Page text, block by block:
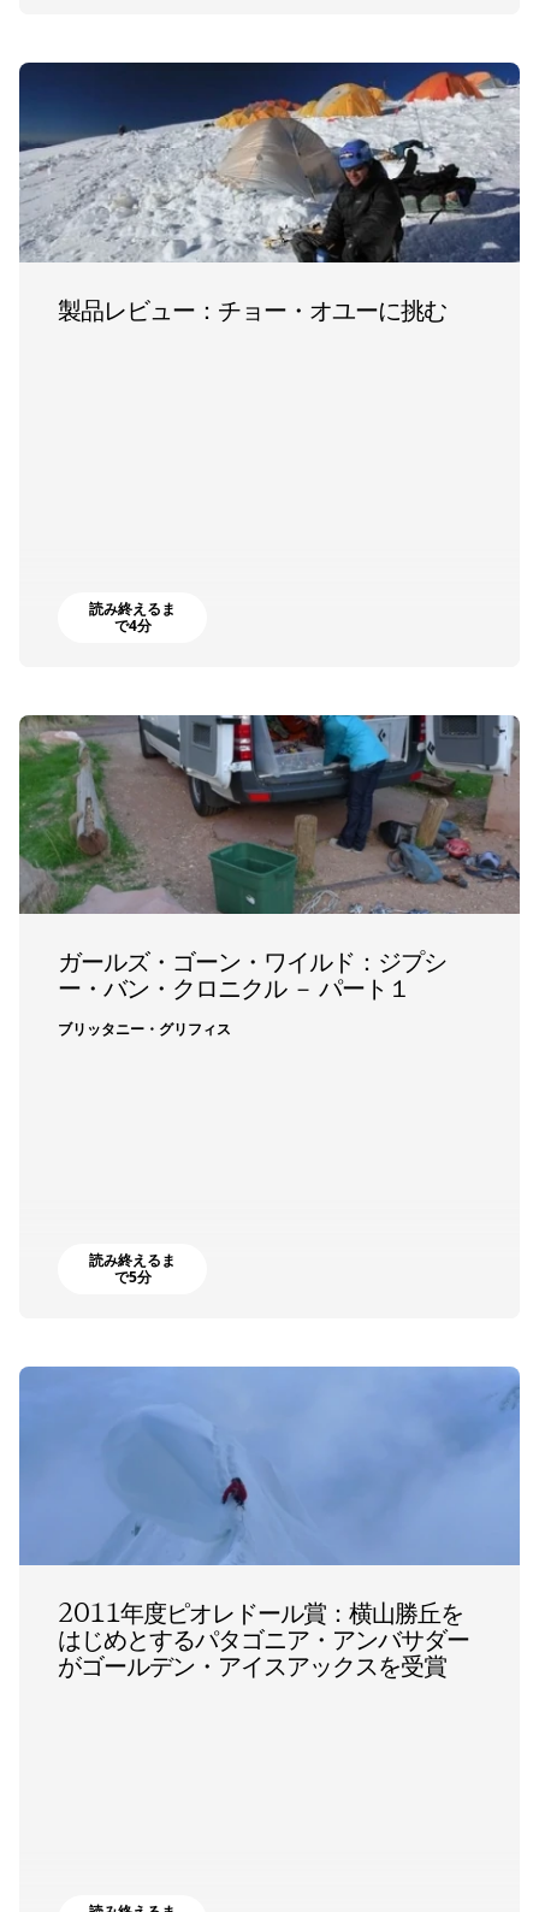
製品レビュー：チョー・オユーに挑む
読み終えるま
で4分
ガールズ・ゴーン・ワイルド：ジプシ
ー・バン・クロニクル － パート１
ブリッタニー・グリフィス
読み終えるま
で5分
2011年度ピオレドール賞：横山勝丘を
はじめとするパタゴニア・アンバサダー
がゴールデン・アイスアックスを受賞